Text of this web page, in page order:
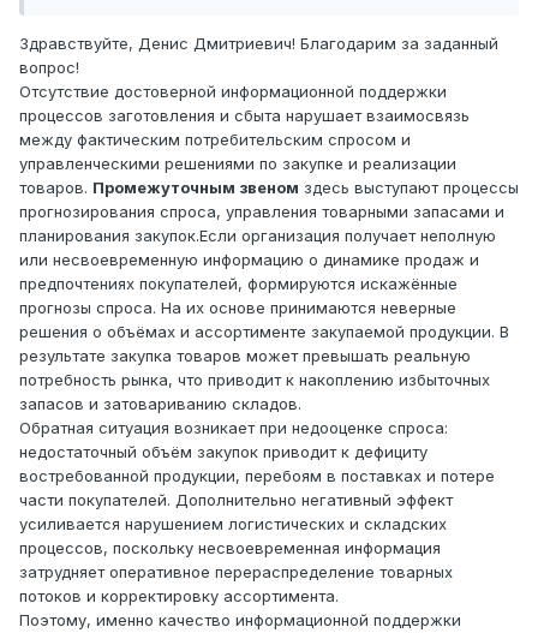
Здравствуйте, Денис Дмитриевич! Благодарим за заданный
вопрос!
Отсутствие достоверной информационной поддержки
процессов заготовления и сбыта нарушает взаимосвязь
между фактическим потребительским спросом и
управленческими решениями по закупке и реализации
товаров. Промежуточным звеном здесь выступают процессы
прогнозирования спроса, управления товарными запасами и
планирования закупок.Если организация получает неполную
или несвоевременную информацию о динамике продаж и
предпочтениях покупателей, формируются искажённые
прогнозы спроса. На их основе принимаются неверные
решения о объёмах и ассортименте закупаемой продукции. В
результате закупка товаров может превышать реальную
потребность рынка, что приводит к накоплению избыточных
запасов и затовариванию складов.
Обратная ситуация возникает при недооценке спроса:
недостаточный объём закупок приводит к дефициту
востребованной продукции, перебоям в поставках и потере
части покупателей. Дополнительно негативный эффект
усиливается нарушением логистических и складских
процессов, поскольку несвоевременная информация
затрудняет оперативное перераспределение товарных
потоков и корректировку ассортимента.
Поэтому, именно качество информационной поддержки